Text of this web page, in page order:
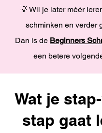
💡 Wil je later méér
schminken en verder
Dan is de Beginners
een betere
Wat je
stap gaat